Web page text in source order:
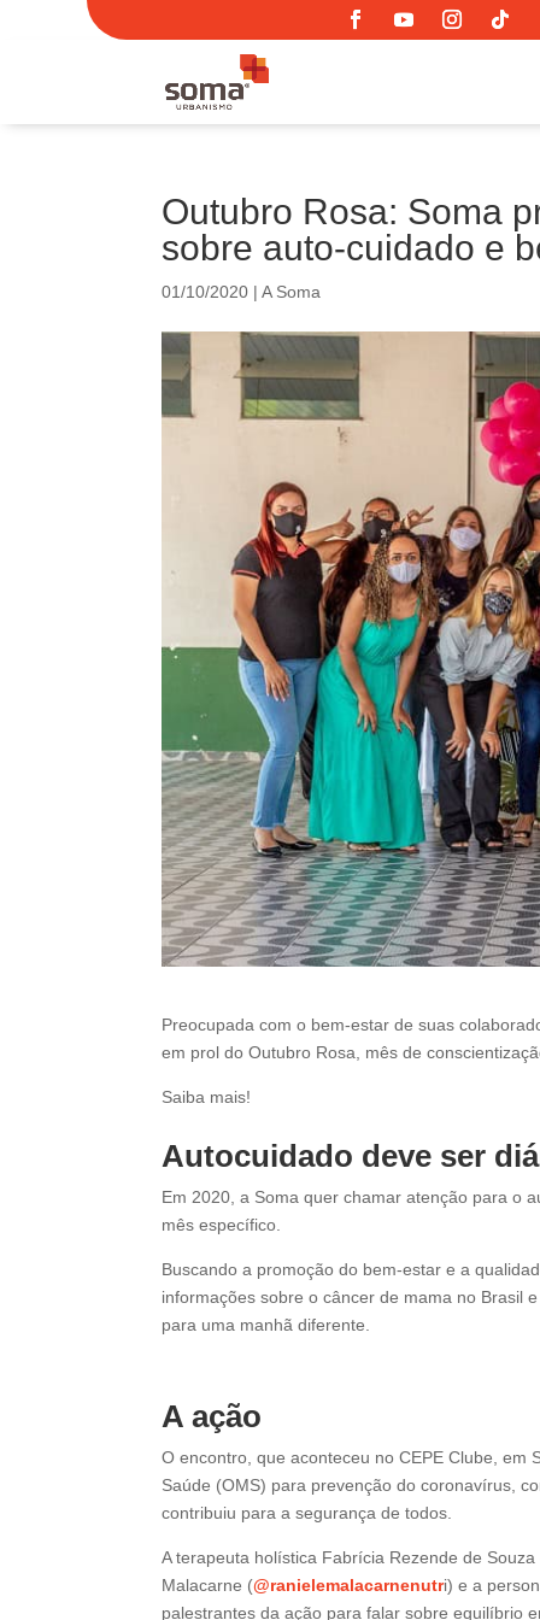
Outubro Rosa: Soma
sobre auto-cuidado e
01/10/2020 |A Soma
Preocupada com o bem-estar de suas
em prol do Outubro Rosa, mês de
Saiba mais!
Autocuidado deve ser
Em 2020, a Soma quer chamar atenção para o
mês específico.
Buscando a promoção do bem-estar e a
informações sobre o câncer de mama no Brasil
para uma manhã diferente.
A ação
O encontro, que aconteceu no CEPE Clube, em
Saúde (OMS) para prevenção do coronavírus,
contribuiu para a segurança de todos.
A terapeuta holística Fabrícia Rezende de Souza
Malacarne (@ranielemalacarnenutri) e a
palestrantes da ação para falar sobre equilíbrio